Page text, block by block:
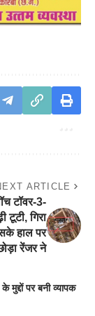
ARTICLE
टॉवर-3-
टूटी, गिरा
हाल पर
रेंजर ने
मुद्दों पर बनी व्यापक